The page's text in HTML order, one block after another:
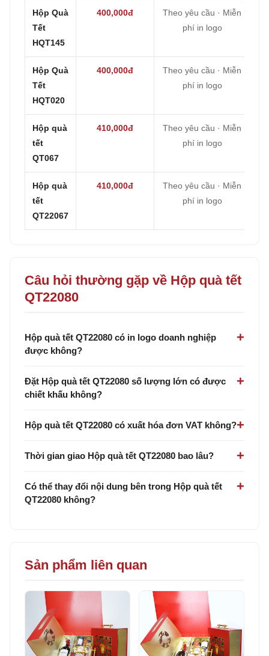
Hộp Quà
Tết
HQT145
400,000đ
Theo yêu cầu · Miễn
phí in logo
Hộp Quà
Tết
HQT020
400,000đ
Theo yêu cầu · Miễn
phí in logo
Hộp quà
tết
QT067
410,000đ
Theo yêu cầu · Miễn
phí in logo
Hộp quà
tết
QT22067
410,000đ
Theo yêu cầu · Miễn
phí in logo
Câu hỏi thường gặp về Hộp quà tết
QT22080
Hộp quà tết QT22080 có in logo doanh nghiệp
được không?
Đặt Hộp quà tết QT22080 số lượng lớn có được
chiết khấu không?
Hộp quà tết QT22080 có xuất hóa đơn VAT không?
Thời gian giao Hộp quà tết QT22080 bao lâu?
Có thể thay đổi nội dung bên trong Hộp quà tết
QT22080 không?
Sản phẩm liên quan